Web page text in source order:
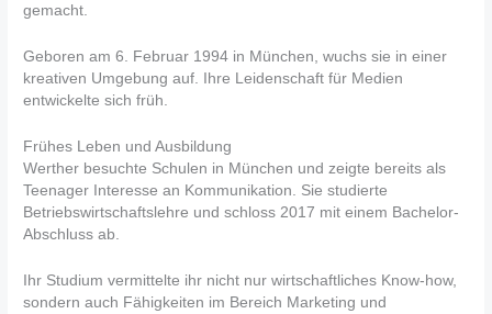
gemacht.
Geboren am 6. Februar 1994 in München, wuchs sie in einer
kreativen Umgebung auf. Ihre Leidenschaft für Medien
entwickelte sich früh.
Frühes Leben und Ausbildung
Werther besuchte Schulen in München und zeigte bereits als
Teenager Interesse an Kommunikation. Sie studierte
Betriebswirtschaftslehre und schloss 2017 mit einem Bachelor-
Abschluss ab.
Ihr Studium vermittelte ihr nicht nur wirtschaftliches Know-how,
sondern auch Fähigkeiten im Bereich Marketing und